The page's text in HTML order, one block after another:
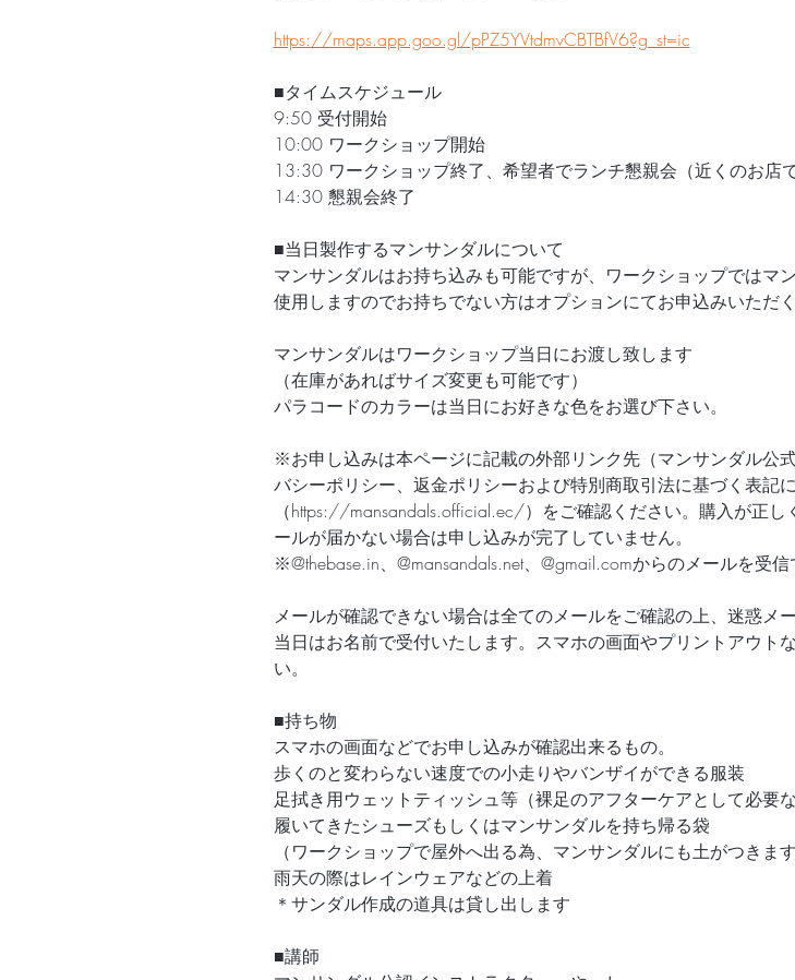
https://maps.app.goo.gl/pPZ5YVtdmvCBTBfV6?g_st=ic
■タイムスケジュール
9:50 受付開始
10:00 ワークショップ開始
13:30 ワークショップ終了、希望者でランチ懇親会（近くのお店
14:30 懇親会終了
■当日製作するマンサンダルについて
マンサンダルはお持ち込みも可能ですが、ワークショップではマ
使用しますのでお持ちでない方はオプションにてお申込みいただ
マンサンダルはワークショップ当日にお渡し致します
（在庫があればサイズ変更も可能です）
パラコードのカラーは当日にお好きな色をお選び下さい。
※お申し込みは本ページに記載の外部リンク先（マンサンダル公
バシーポリシー、返金ポリシーおよび特別商取引法に基づく表記
（https://mansandals.official.ec/）をご確認ください。購入が正
ールが届かない場合は申し込みが完了していません。
※@thebase.in、@mansandals.net、@gmail.comからのメールを受
メールが確認できない場合は全てのメールをご確認の上、迷惑メ
当日はお名前で受付いたします。スマホの画面やプリントアウト
い。
■持ち物
スマホの画面などでお申し込みが確認出来るもの。
歩くのと変わらない速度での小走りやバンザイができる服装
足拭き用ウェットティッシュ等（裸足のアフターケアとして必要な
履いてきたシューズもしくはマンサンダルを持ち帰る袋
（ワークショップで屋外へ出る為、マンサンダルにも土がつきます
雨天の際はレインウェアなどの上着
＊サンダル作成の道具は貸し出します
■講師